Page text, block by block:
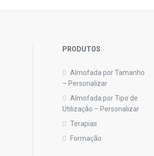
PRODUTOS
Almofada por Tamanho
– Personalizar
Almofada por Tipo de
Utilização – Personalizar
Terapias
Formação